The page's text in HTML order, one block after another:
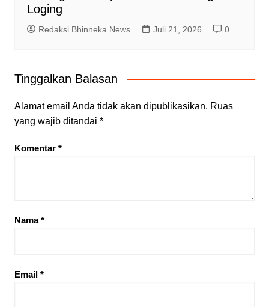
Loging
Redaksi Bhinneka News Juli 21, 2026 0
Tinggalkan Balasan
Alamat email Anda tidak akan dipublikasikan. Ruas
yang wajib ditandai *
Komentar *
Nama*
Email *